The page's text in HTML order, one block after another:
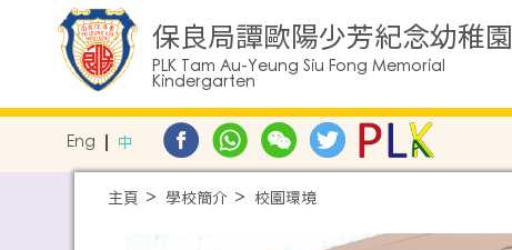
保良局譚歐陽少芳紀念幼稚園
PLK Tam Au-Yeung Siu Fong Memorial
Kindergarten
Eng 中
主頁 學校簡介 校園環境